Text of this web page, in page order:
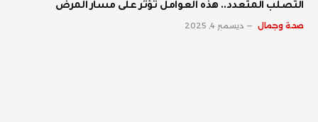
‫التصلب المتعدد.. هذه العوامل تؤثر على مسار المرض
صحة وجمال ديسمبر 4, 2025